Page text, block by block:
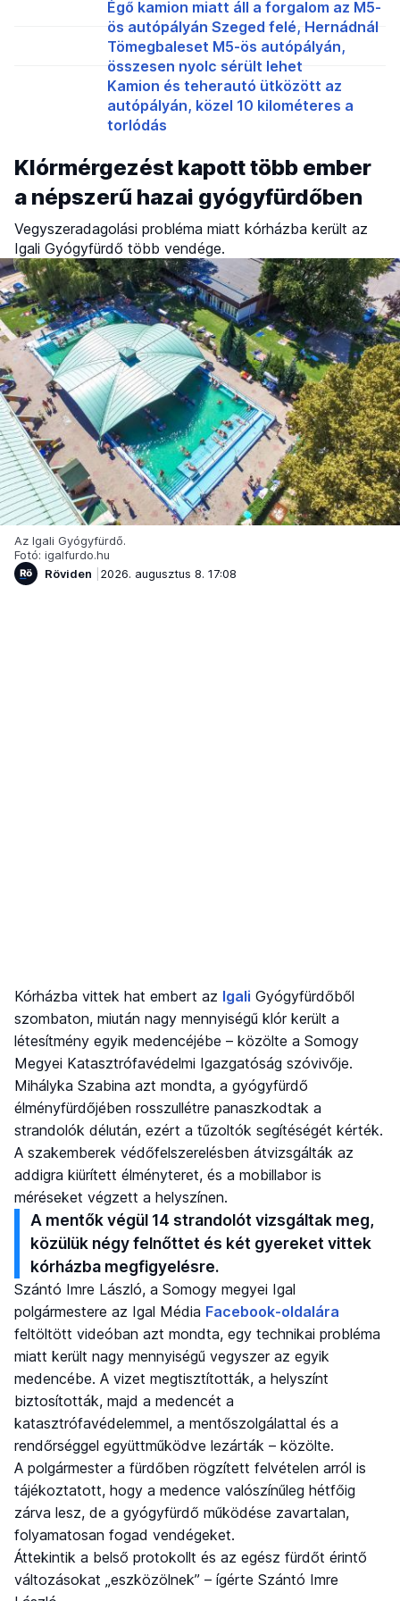
Égő kamion miatt áll a forgalom az M5-
ös autópályán Szeged felé, Hernádnál
Tömegbaleset M5-ös autópályán,
összesen nyolc sérült lehet
Kamion és teherautó ütközött az
autópályán, közel 10 kilométeres a
torlódás
Klórmérgezést kapott több ember
a népszerű hazai gyógyfürdőben
Vegyszeradagolási probléma miatt kórházba került az
Igali Gyógyfürdő több vendége.
Az Igali Gyógyfürdő.
Fotó: igalfurdo.hu
Röviden
2026. augusztus 8. 17:08
Kórházba vittek hat embert az Igali Gyógyfürdőből
szombaton, miután nagy mennyiségű klór került a
létesítmény egyik medencéjébe – közölte a Somogy
Megyei Katasztrófavédelmi Igazgatóság szóvivője.
Mihályka Szabina azt mondta, a gyógyfürdő
élményfürdőjében rosszullétre panaszkodtak a
strandolók délután, ezért a tűzoltók segítéségét kérték.
A szakemberek védőfelszerelésben átvizsgálták az
addigra kiürített élményteret, és a mobillabor is
méréseket végzett a helyszínen.
A mentők végül 14 strandolót vizsgáltak meg,
közülük négy felnőttet és két gyereket vittek
kórházba megfigyelésre.
Szántó Imre László, a Somogy megyei Igal
polgármestere az Igal Média Facebook-oldalára
feltöltött videóban azt mondta, egy technikai probléma
miatt került nagy mennyiségű vegyszer az egyik
medencébe. A vizet megtisztították, a helyszínt
biztosították, majd a medencét a
katasztrófavédelemmel, a mentőszolgálattal és a
rendőrséggel együttműködve lezárták – közölte.
A polgármester a fürdőben rögzített felvételen arról is
tájékoztatott, hogy a medence valószínűleg hétfőig
zárva lesz, de a gyógyfürdő működése zavartalan,
folyamatosan fogad vendégeket.
Áttekintik a belső protokollt és az egész fürdőt érintő
változásokat „eszközölnek” – ígérte Szántó Imre